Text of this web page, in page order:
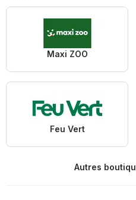
Maxi ZOO
Feu Vert
Autres